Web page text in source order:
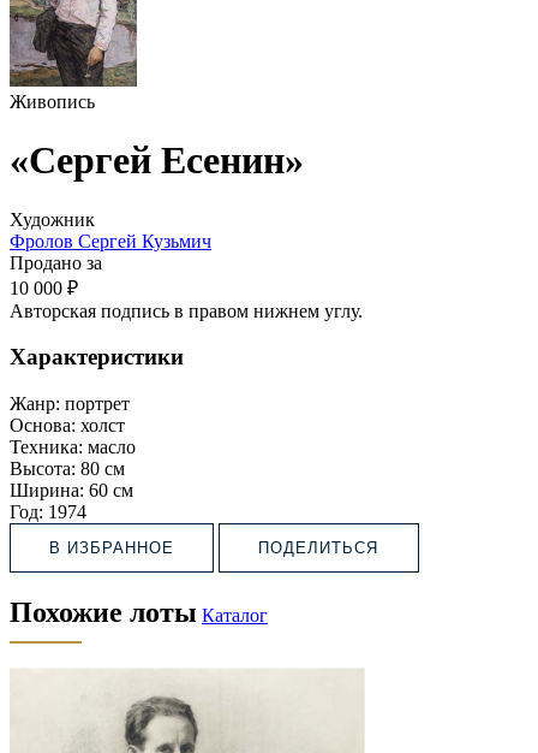
Живопись
«Сергей Есенин»
Художник
Фролов Сергей Кузьмич
Продано за
10 000 ₽
Авторская подпись в правом нижнем углу.
Характеристики
Жанр: портрет
Основа: холст
Техника: масло
Высота: 80 см
Ширина: 60 см
Год: 1974
В ИЗБРАННОЕ ПОДЕЛИТЬСЯ
Похожие лоты Каталог